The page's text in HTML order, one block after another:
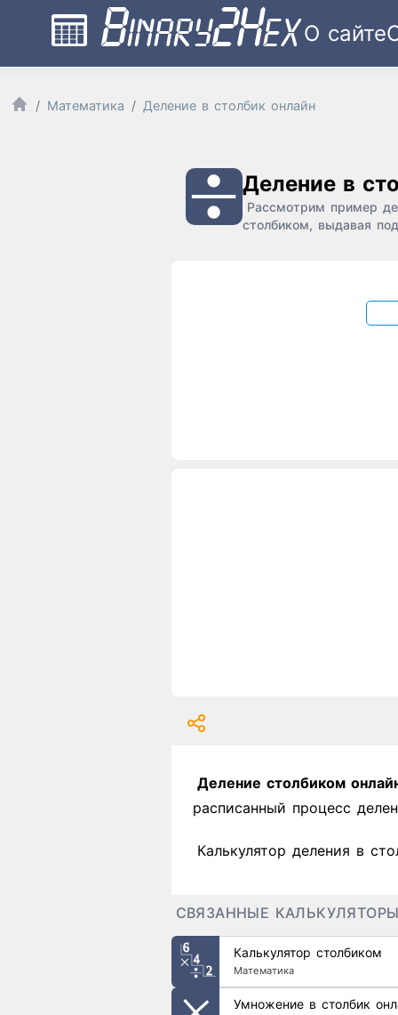
О сайте
Математика Деление в столбик онлайн
Деление в
Рассмотрим пример
столбиком, выдавая
Деление столбиком
расписанный процесс
Калькулятор деления в
СВЯЗАННЫЕ
Калькулятор столбиком
Математика
Умножение в столбик